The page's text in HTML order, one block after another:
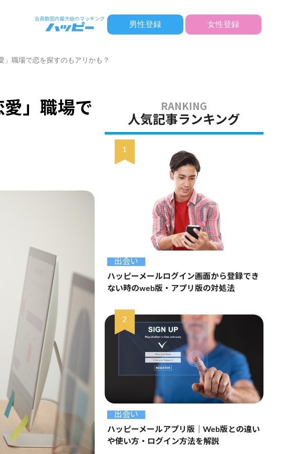
男性登録 女性登録
職場で恋を探すのもアリかも？
」職場で
人気記事ランキング
出会い
ハッピーメールログイン画面から登録でき
ない時のweb版・アプリ版の対処法
出会い
ハッピーメールアプリ版｜Web版との違い
や使い方・ログイン方法を解説